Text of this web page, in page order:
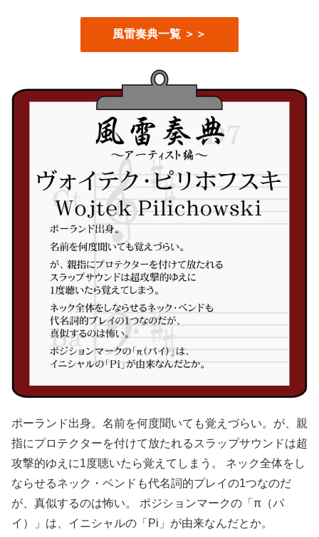
風雷奏典一覧 ＞＞
ポーランド出身。名前を何度聞いても覚えづらい。が、親
指にプロテクターを付けて放たれるスラップサウンドは超
攻撃的ゆえに1度聴いたら覚えてしまう。 ネック全体をし
ならせるネック・ベンドも代名詞的プレイの1つなのだ
が、真似するのは怖い。 ポジションマークの「π（パ
イ）」は、イニシャルの「Pi」が由来なんだとか。